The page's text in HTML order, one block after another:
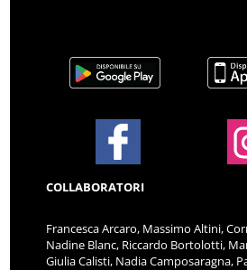
COLLABORATORI
Francesca Arcaro, Massimo Altini,
Nadine Blanc, Riccardo Bortolotti,
Giulia Calisti, Nadia Camposaragna,